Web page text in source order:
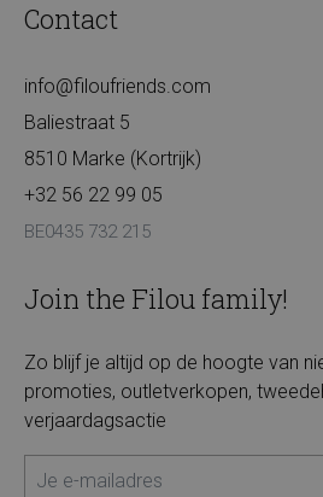
Contact
info@filoufriends.com
Baliestraat 5
8510 Marke (Kortrijk)
+32 56 22 99 05
BE0435 732 215
Join the Filou family!
Zo blijf je altijd op de hoogte van
promoties, outletverkopen,
verjaardagsactie